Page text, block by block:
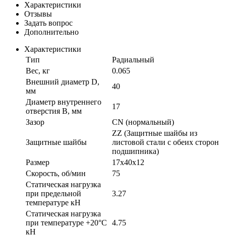
Характеристики
Отзывы
Задать вопрос
Дополнительно
Характеристики
Тип
Радиальный
Вес, кг
0.065
Внешний диаметр D,
мм
40
Диаметр внутреннего
отверстия B, мм
17
Зазор
CN (нормальный)
Защитные шайбы
ZZ (Защитные шайбы из
листовой стали с обеих сторон
подшипника)
Размер
17x40x12
Скорость, об/мин
75
Статическая нагрузка
при предельной
температуре кН
3.27
Статическая нагрузка
при температуре +20°С
кН
4.75